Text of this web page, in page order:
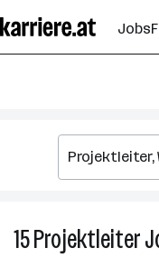
Seiteninhalt
springen
Jobs
15Projektleiter